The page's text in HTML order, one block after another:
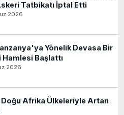
Tatbikatı İptal Etti
2026
Yönelik Devasa Bir
Hamlesi Başlattı
2026
Doğu Afrika Ülkeleriyle Artan